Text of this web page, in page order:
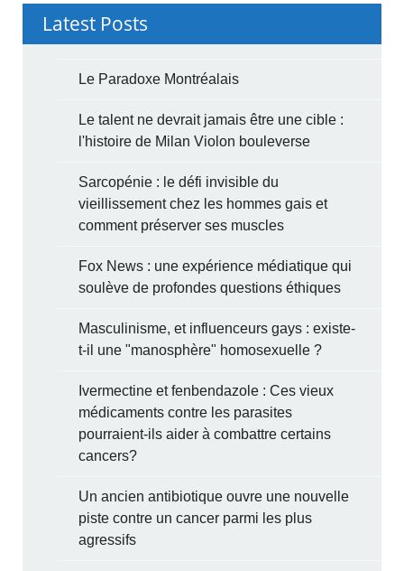
Latest Posts
Le Paradoxe Montréalais
Le talent ne devrait jamais être une cible :
l'histoire de Milan Violon bouleverse
Sarcopénie : le défi invisible du
vieillissement chez les hommes gais et
comment préserver ses muscles
Fox News : une expérience médiatique qui
soulève de profondes questions éthiques
Masculinisme, et influenceurs gays : existe-
t-il une "manosphère" homosexuelle ?
Ivermectine et fenbendazole : Ces vieux
médicaments contre les parasites
pourraient-ils aider à combattre certains
cancers?
Un ancien antibiotique ouvre une nouvelle
piste contre un cancer parmi les plus
agressifs